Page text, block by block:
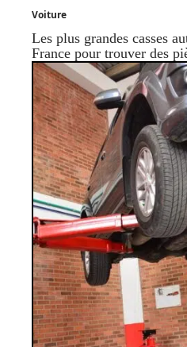
Voiture
Les plus grandes casses
France pour trouver des